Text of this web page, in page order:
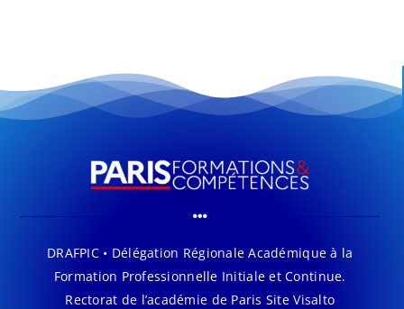
DRAFPIC • Délégation Régionale Académique à la
Formation Professionnelle Initiale et Continue.
Rectorat de l’académie de Paris Site Visalto